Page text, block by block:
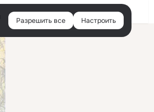
Войти
Разрешить все Настроить